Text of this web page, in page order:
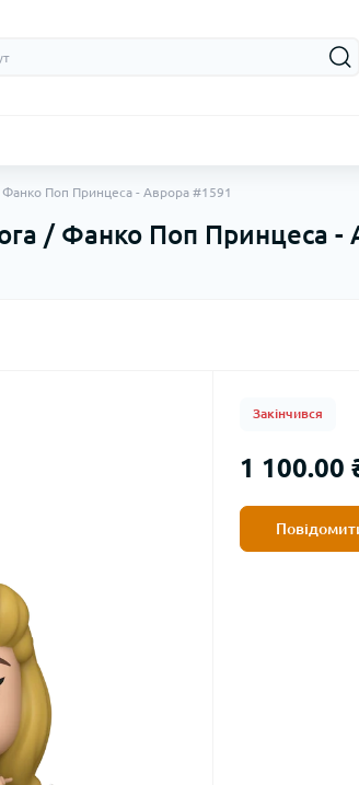
Фанко Поп Принцеса - Аврора #1591
/ Фанко Поп Принцеса -
Закінчився
1 100.00